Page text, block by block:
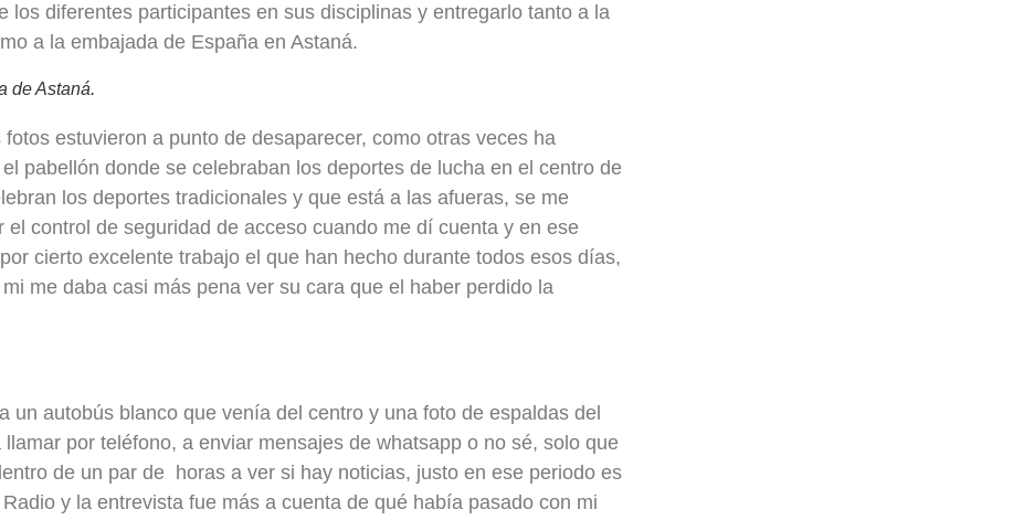
diferentes participantes en sus disciplinas y entregarlo tanto a la
a la embajada de España en Astaná.
de Astaná.
estuvieron a punto de desaparecer, como otras veces ha
pabellón donde se celebraban los deportes de lucha en el centro de
los deportes tradicionales y que está a las afueras, se me
control de seguridad de acceso cuando me dí cuenta y en ese
cierto excelente trabajo el que han hecho durante todos esos días,
me daba casi más pena ver su cara que el haber perdido la
autobús blanco que venía del centro y una foto de espaldas del
por teléfono, a enviar mensajes de whatsapp o no sé, solo que
de un par de horas a ver si hay noticias, justo en ese periodo es
y la entrevista fue más a cuenta de qué había pasado con mi